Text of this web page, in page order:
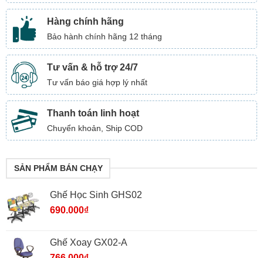
Hàng chính hãng
Bảo hành chính hãng 12 tháng
Tư vấn & hỗ trợ 24/7
Tư vấn báo giá hợp lý nhất
Thanh toán linh hoạt
Chuyển khoản, Ship COD
SẢN PHẨM BÁN CHẠY
Ghế Học Sinh GHS02
690.000₫
Ghế Xoay GX02-A